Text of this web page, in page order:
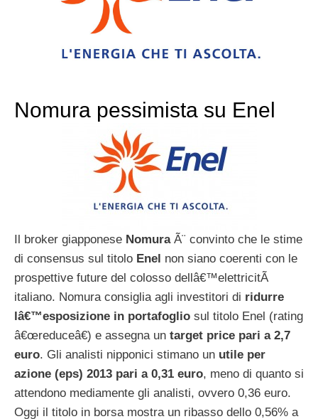
Nomura pessimista su Enel
Il broker giapponese NomuraÃ¨ convinto che le stime
di consensus sul titolo Enel non siano coerenti con le
prospettive future del colosso dellâ€™elettricitÃ
italiano. Nomura consiglia agli investitori di ridurre
lâ€™esposizione in portafoglio sul titolo Enel (rating
â€œreduceâ€) e assegna un target price pari a 2,7
euro. Gli analisti nipponici stimano un utile per
azione (eps) 2013 pari a 0,31 euro, meno di quanto si
attendono mediamente gli analisti, ovvero 0,36 euro.
Oggi il titolo in borsa mostra un ribasso dello 0,56% a